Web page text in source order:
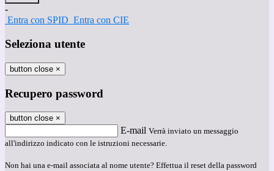
-
Entra con SPID Entra con CIE
Seleziona utente
button close ×
Recupero password
button close ×
E-mail Verrà inviato un messaggio
all'indirizzo indicato con le istruzioni necessarie.
Non hai una e-mail associata al nome utente? Effettua il reset della password